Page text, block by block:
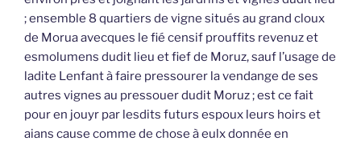
; ensemble 8 quartiers de vigne situés au grand cloux
de Morua avecques le fié censif prouffits revenuz et
esmolumens dudit lieu et fief de Moruz, sauf l’usage de
ladite Lenfant à faire pressourer la vendange de ses
autres vignes au pressouer dudit Moruz ; est ce fait
pour en jouyr par lesdits futurs espoux leurs hoirs et
aians cause comme de chose à eulx donnée en